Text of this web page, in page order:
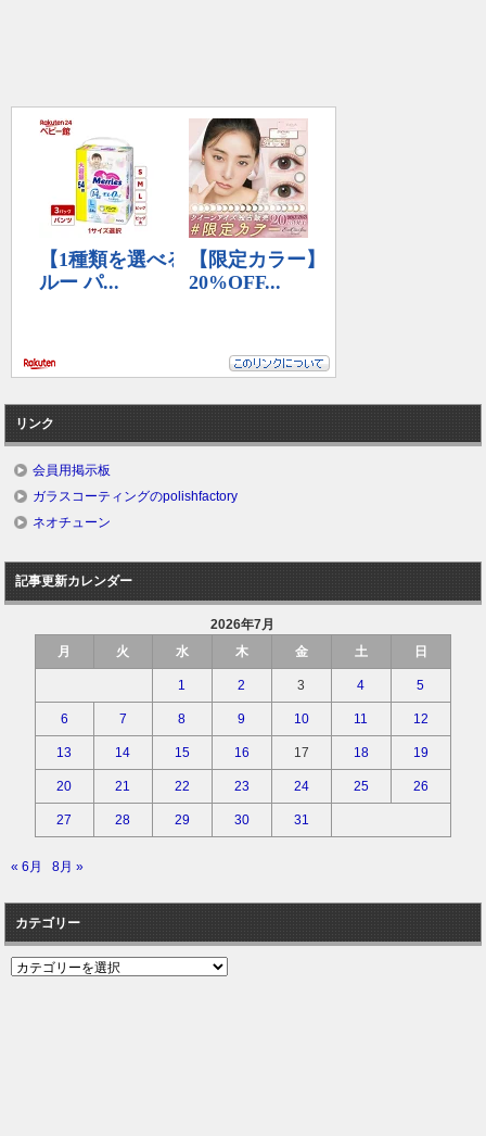
リンク
会員用掲示板
ガラスコーティングのpolishfactory
ネオチューン
記事更新カレンダー
2026年7月
月
火 水 木 金 土 日
1 2 3 4 5
6 7 8 9 10 11 12
13 14 15 16 17 18 19
20 21 22 23 24 25 26
27 28 29 30 31
« 6月 8月 »
カテゴリー
カ